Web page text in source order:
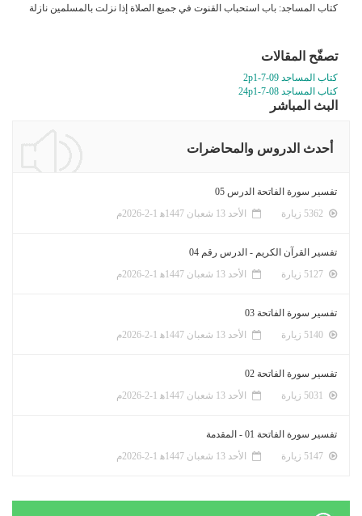
كتاب المساجد: باب استحباب القنوت في جميع الصلاة إذا نزلت بالمسلمين نازلة
تصفّح المقالات
كتاب المساجد 09-7-2p1
كتاب المساجد 08-7-24p1
البث المباشر
أحدث الدروس والمحاضرات
تفسير سورة الفاتحة الدرس 05
الأحد 13 شعبان 1447ﻫ 1-2-2026م
تفسير القرآن الكريم - الدرس رقم 04
الأحد 13 شعبان 1447ﻫ 1-2-2026م
تفسير سورة الفاتحة 03
الأحد 13 شعبان 1447ﻫ 1-2-2026م
تفسير سورة الفاتحة 02
الأحد 13 شعبان 1447ﻫ 1-2-2026م
تفسير سورة الفاتحة 01 - المقدمة
الأحد 13 شعبان 1447ﻫ 1-2-2026م